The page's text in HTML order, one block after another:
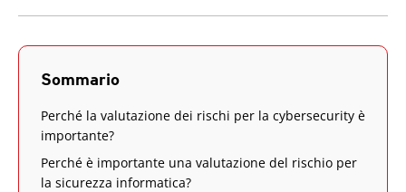
Sommario
Perché la valutazione dei rischi per la cybersecurity è
importante?
Perché è importante una valutazione del rischio per
la sicurezza informatica?